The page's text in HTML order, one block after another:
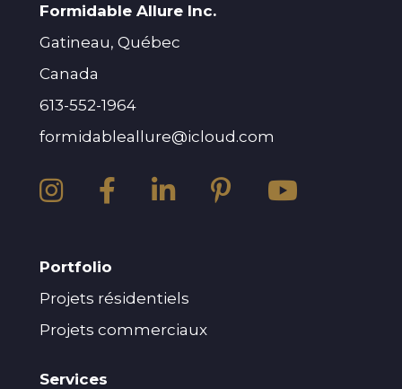
Formidable Allure Inc.
Gatineau, Québec
Canada
613-552-1964
formidableallure@icloud.com
Portfolio
Projets résidentiels
Projets commerciaux
Services